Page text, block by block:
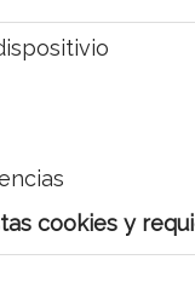
cookies y